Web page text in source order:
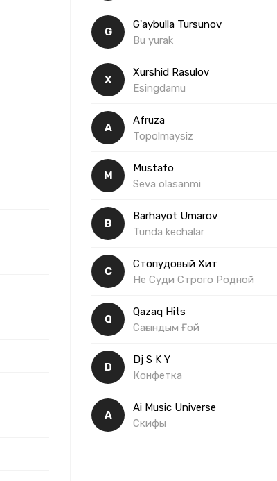
G
G'aybulla Tursunov
Bu yurak
X
Xurshid Rasulov
Esingdamu
A
Afruza
Topolmaysiz
M
Mustafo
Seva olasanmi
B
Barhayot Umarov
Tunda kechalar
С
Стопудовый Хит
Не Суди Строго Родной
Q
Qazaq Hits
Сағындым Ғой
D
Dj S K Y
Конфетка
A
Ai Music Universe
Скифы